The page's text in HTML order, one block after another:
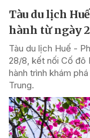
Tàu du lịch
hành từ ngày
Tàu du lịch Huế -
28/8, kết nối Cố đô
hành trình khám
Trung.